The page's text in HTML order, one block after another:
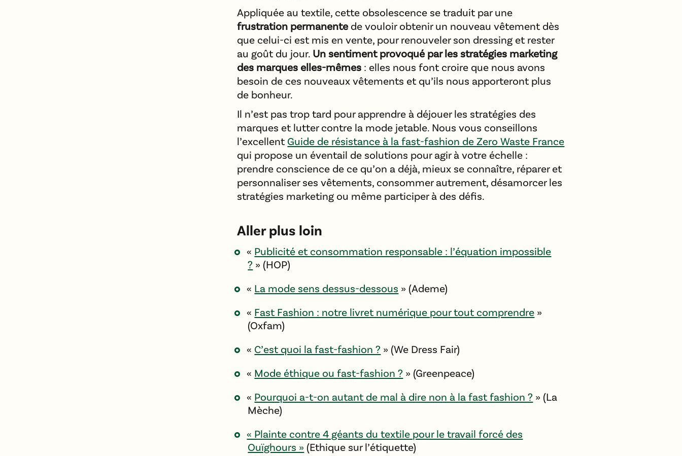
Appliquée au textile, cette obsolescence se traduit par une
frustration permanentede vouloir obtenir un nouveau vêtement dès
que celui-ci est mis en vente, pour renouveler son dressing et rester
au goût du jour. Un sentiment provoqué par les stratégies marketing
des marques elles-mêmes : elles nous font croire que nous avons
besoin de ces nouveaux vêtements et qu’ils nous apporteront plus
de bonheur.
Il n’est pas trop tard pour apprendre à déjouer les stratégies des
marques et lutter contre la mode jetable. Nous vous conseillons
l’excellent Guide de résistance à la fast-fashion de Zero Waste France
qui propose un éventail de solutions pour agir à votre échelle :
prendre conscience de ce qu’on a déjà, mieux se connaître, réparer et
personnaliser ses vêtements, consommer autrement, désamorcer les
stratégies marketing ou même participer à des défis.
Aller plus loin
« Publicité et consommation responsable : l’équation impossible
? » (HOP)
« La mode sens dessus-dessous » (Ademe)
« Fast Fashion : notre livret numérique pour tout comprendre »
(Oxfam)
« C’est quoi la fast-fashion ? » (We Dress Fair)
« Mode éthique ou fast-fashion ? » (Greenpeace)
« Pourquoi a-t-on autant de mal à dire non à la fast fashion ? » (La
Mèche)
« Plainte contre 4 géants du textile pour le travail forcé des
Ouïghours » (Ethique sur l’étiquette)